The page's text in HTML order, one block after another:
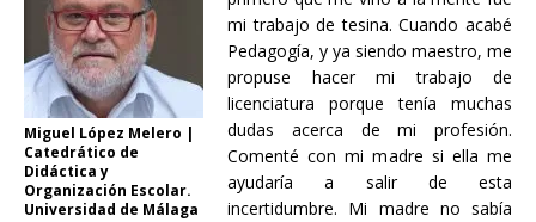
Miguel López Melero |
Catedrático de
Didáctica y
Organización Escolar.
Universidad de Málaga
mi trabajo de tesina. Cuando acabé
Pedagogía, y ya siendo maestro, me
propuse hacer mi trabajo de
licenciatura porque tenía muchas
dudas acerca de mi profesión.
Comenté con mi madre si ella me
ayudaría a salir de esta
incertidumbre. Mi madre no sabía